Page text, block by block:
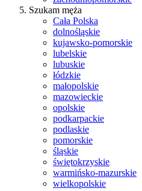
Szukam męża
Cała Polska
dolnośląskie
kujawsko-pomorskie
lubelskie
lubuskie
łódzkie
małopolskie
mazowieckie
opolskie
podkarpackie
podlaskie
pomorskie
śląskie
świętokrzyskie
warmińsko-mazurskie
wielkopolskie